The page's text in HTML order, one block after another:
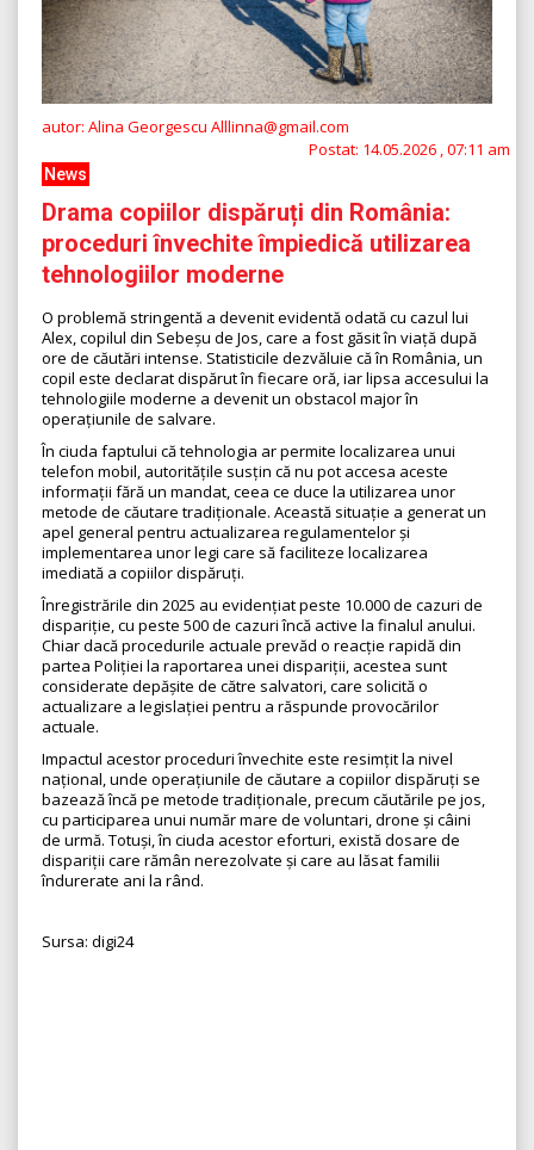
autor: Alina Georgescu Alllinna@gmail.com
Postat: 14.05.2026 , 07:11 am
News
Drama copiilor dispăruți din România:
proceduri învechite împiedică utilizarea
tehnologiilor moderne
O problemă stringentă a devenit evidentă odată cu cazul lui
Alex, copilul din Sebeșu de Jos, care a fost găsit în viață după
ore de căutări intense. Statisticile dezvăluie că în România, un
copil este declarat dispărut în fiecare oră, iar lipsa accesului la
tehnologiile moderne a devenit un obstacol major în
operațiunile de salvare.
În ciuda faptului că tehnologia ar permite localizarea unui
telefon mobil, autoritățile susțin că nu pot accesa aceste
informații fără un mandat, ceea ce duce la utilizarea unor
metode de căutare tradiționale. Această situație a generat un
apel general pentru actualizarea regulamentelor și
implementarea unor legi care să faciliteze localizarea
imediată a copiilor dispăruți.
Înregistrările din 2025 au evidențiat peste 10.000 de cazuri de
dispariție, cu peste 500 de cazuri încă active la finalul anului.
Chiar dacă procedurile actuale prevăd o reacție rapidă din
partea Poliției la raportarea unei dispariții, acestea sunt
considerate depășite de către salvatori, care solicită o
actualizare a legislației pentru a răspunde provocărilor
actuale.
Impactul acestor proceduri învechite este resimțit la nivel
național, unde operațiunile de căutare a copiilor dispăruți se
bazează încă pe metode tradiționale, precum căutările pe jos,
cu participarea unui număr mare de voluntari, drone și câini
de urmă. Totuși, în ciuda acestor eforturi, există dosare de
dispariții care rămân nerezolvate și care au lăsat familii
îndurerate ani la rând.
Sursa: digi24